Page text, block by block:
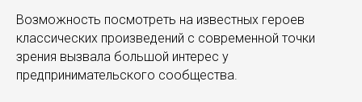
Возможность посмотреть на известных героев
классических произведений с современной точки
зрения вызвала большой интерес у
предпринимательского сообщества.